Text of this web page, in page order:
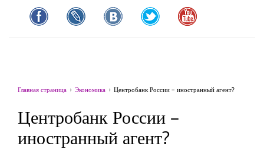
Главная страница Экономика Центробанк России – иностранный агент?
Центробанк России –
иностранный агент?